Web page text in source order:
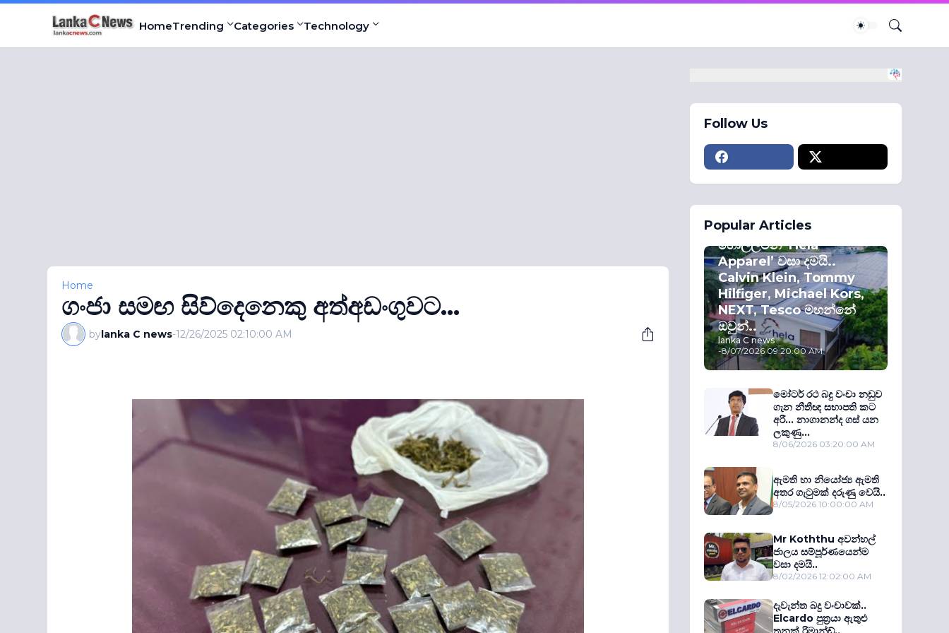
HomeTrending Categories Technology
Home
ගංජා සමඟ සිව්දෙනෙකු අත්අඩංගුවට...
bylanka C news-12/26/2025 02:10:00 AM
Follow Us
Popular Articles
කොළඹ කොටස්
හොල්ලමින් ‘Hela
Apparel’ වසා දමයි..
Calvin Klein, Tommy
Hilfiger, Michael Kors,
NEXT, Tesco මහන්නේ
ඔවුන්..
lanka C news
-8/07/2026 09:20:00 AM
මෝටර් රථ බදු වංචා නඩුව
ගැන නීතීඥ සභාපති කට
අරී... නාගානන්ද ගස් යන
ලකුණු...
8/06/2026 03:20:00 AM
ඇමති හා නියෝජ්‍ය ඇමති
අතර ගැටුමක් දරුණු වෙයි..
8/05/2026 10:00:00 AM
Mr Koththu අවන්හල්
ජාලය සම්පූර්ණයෙන්ම
වසා දමයි..
8/02/2026 12:02:00 AM
දැවැන්ත බදු වංචාවක්..
Elcardo පුත‍්‍රයා ඇතුළු